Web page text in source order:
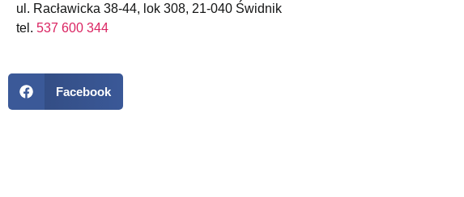
ul. Racławicka 38-44, lok 308, 21-040 Świdnik
tel. 537 600 344
Facebook